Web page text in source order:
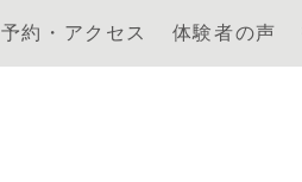
予約・アクセス 体験者の声